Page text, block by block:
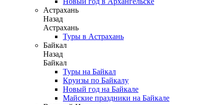
Астрахань
Назад
Астрахань
Туры в Астрахань
Байкал
Назад
Байкал
Туры на Байкал
Круизы по Байкалу
Новый год на Байкале
Майские праздники на Байкале